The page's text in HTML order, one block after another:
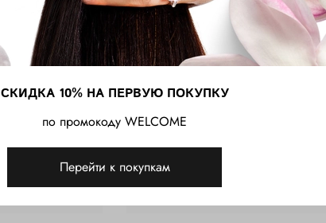
СКИДКА 10% НА ПЕРВУЮ ПОКУПКУ
по промокоду WELCOME
Перейти к покупкам